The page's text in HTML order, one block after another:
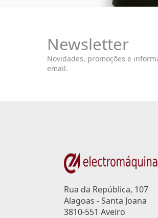
Newsletter
Novidades, promoções e
email.
Rua da República, 107
Alagoas - Santa Joana
3810-551 Aveiro